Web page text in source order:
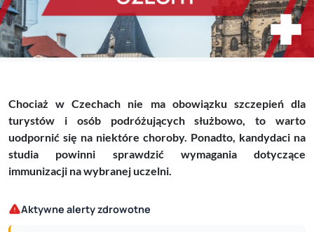
Chociaż w Czechach nie ma obowiązku szczepień dla
turystów i osób podróżujących służbowo, to warto
uodpornić się na niektóre choroby. Ponadto, kandydaci na
studia powinni sprawdzić wymagania dotyczące
immunizacji na wybranej uczelni.
Aktywne alerty zdrowotne